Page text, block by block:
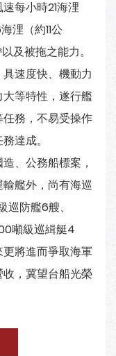
每小時21海浬
浬（約11公
及被拖之能力。
速度快、機動力
等特性，遂行艦
務，不易受操作
達成。
、公務船標案，
艦外，尚有海巡
巡防艦6艘、
噸級巡緝艇4
將進而爭取海軍
，冀望台船光榮